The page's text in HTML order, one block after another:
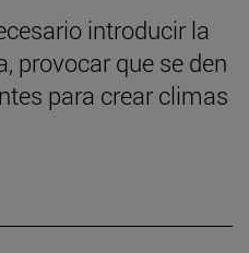
introducir la
provocar que se den
para crear climas